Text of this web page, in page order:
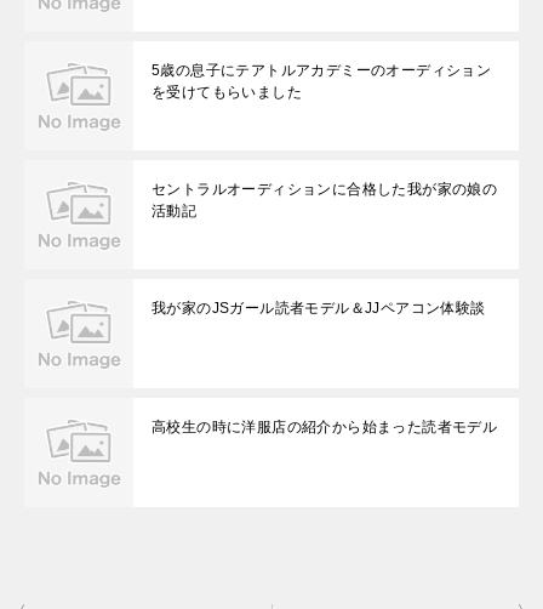
5歳の息子にテアトルアカデミーのオーディション
を受けてもらいました
セントラルオーディションに合格した我が家の娘の
活動記
我が家のJSガール読者モデル＆JJペアコン体験談
高校生の時に洋服店の紹介から始まった読者モデル